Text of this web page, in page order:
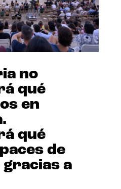
no
qué
en
qué
de
a